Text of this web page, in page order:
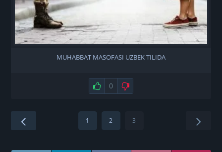
MUHABBAT MASOFASI UZBEK TILIDA
Нравится
0 Не нравится
1 2 3